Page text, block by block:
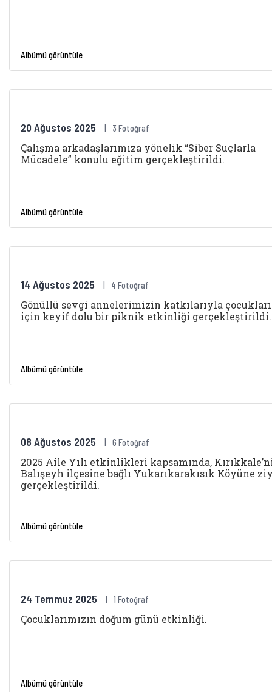
Albümü görüntüle
20 Ağustos 2025 3 Fotoğraf
Çalışma arkadaşlarımıza yönelik “Siber Suçlarla
Mücadele” konulu eğitim gerçekleştirildi.
Albümü görüntüle
14 Ağustos 2025 4 Fotoğraf
Gönüllü sevgi annelerimizin katkılarıyla
için keyif dolu bir piknik etkinliği gerçekleştirildi.
Albümü görüntüle
08 Ağustos 2025 6 Fotoğraf
2025 Aile Yılı etkinlikleri kapsamında,
Balışeyh ilçesine bağlı Yukarıkarakısık Köyüne
gerçekleştirildi.
Albümü görüntüle
24 Temmuz 2025 1 Fotoğraf
Çocuklarımızın doğum günü etkinliği.
Albümü görüntüle